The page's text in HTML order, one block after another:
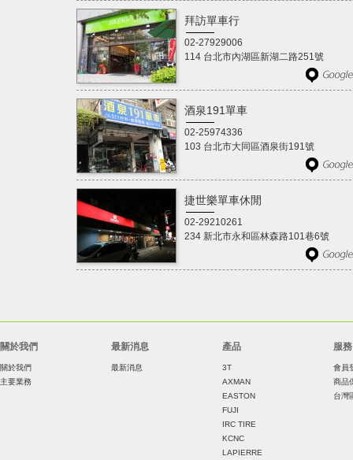
拜訪單車行
02-27929006
114 台北市內湖區新湖二路251號
酒泉191單車
02-25974336
103 台北市大同區酒泉街191號
捷世樂單車休閒
02-29210261
234 新北市永和區林森路101巷6號
關於我們
關於我們
主要業務
最新消息
最新消息
產品
3T
AXMAN
EASTON
FUJI
IRC TIRE
KCNC
LAPIERRE
服務
會員
商品
台灣